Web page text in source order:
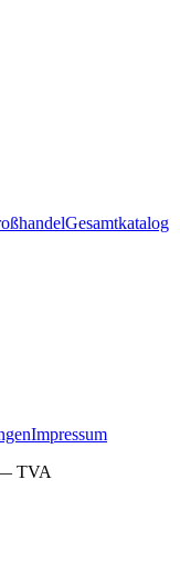
Gesamtkatalog
Impressum
TVA